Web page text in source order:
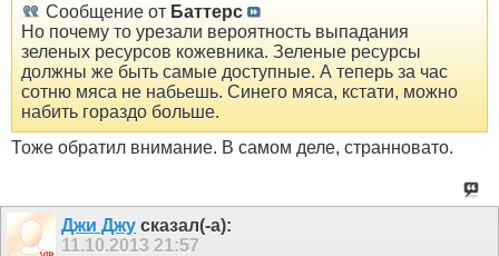
Сообщение от Баттерс
Но почему то урезали вероятность выпадания
зеленых ресурсов кожевника. Зеленые ресурсы
должны же быть самые доступные. А теперь за час
сотню мяса не набьешь. Синего мяса, кстати, можно
набить гораздо больше.
Тоже обратил внимание. В самом деле, странновато.
Джи Джу сказал(-а):
11.10.2013 21:57